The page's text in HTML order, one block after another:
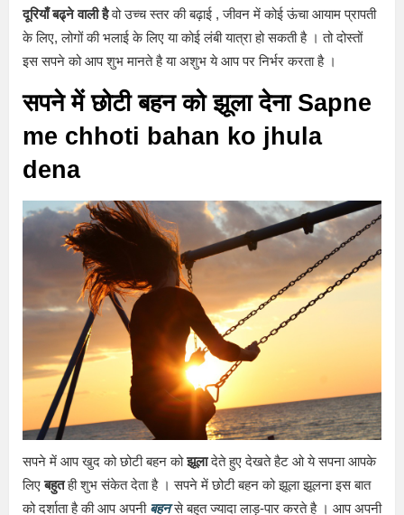
दूरियाँ बढ्ने वाली हैवो उच्च स्तर की बढ़ाई , जीवन में कोई ऊंचा आयाम प्रापती
के लिए, लोगों की भलाई के लिए या कोई लंबी यात्रा हो सकती है । तो दोस्तों
इस सपने को आप शुभ मानते है या अशुभ ये आप पर निर्भर करता है ।
सपने में छोटी बहन को झूला देना Sapne
me chhoti bahan ko jhula
dena
सपने में आप खुद को छोटी बहन कोझूलादेते हुए देखते हैट ओ ये सपना आपके
लिएबहुतही शुभ संकेत देता है । सपने में छोटी बहन को झूला झूलना इस बात
को दर्शाता है की आप अपनी बहनसे बहुत ज्यादा लाड़-पार करते है । आप अपनी